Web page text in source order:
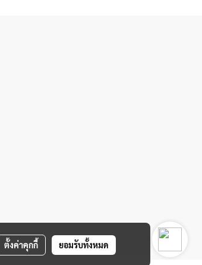
ตั้งค่าคุกกี้ ยอมรับทั้งหมด